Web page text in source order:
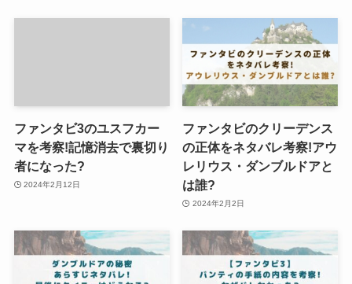
ファンタビ3のユスフカー
マを考察!記憶消去で裏切り
者になった?
2024年2月12日
ファンタビのクリーデンス
の正体をネタバレ考察!アウ
レリウス・ダンブルドアと
は誰?
2024年2月2日